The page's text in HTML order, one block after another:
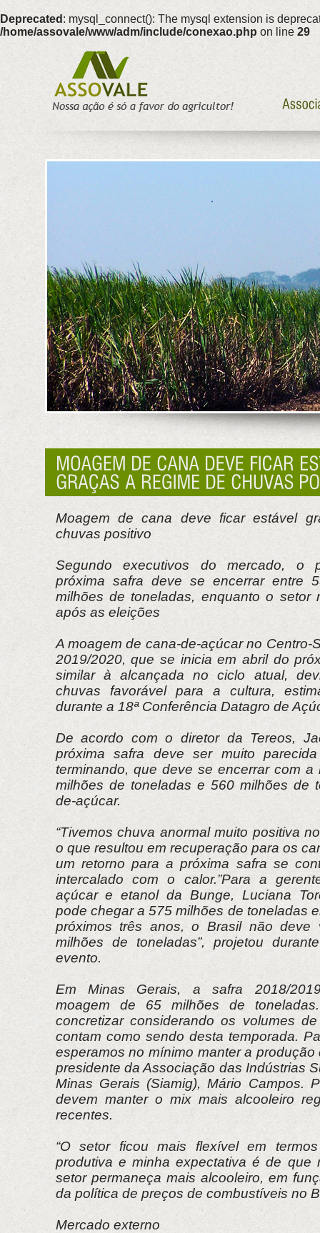
Deprecated : mysql_connect(): The mysql extension is
/home/assovale/www/adm/include/conexao.php on line 29
Moagem de cana deve ficar estável
chuvas positivo
Segundo executivos do mercado, o
próxima safra deve se encerrar entre
milhões de toneladas, enquanto o setor
após as eleições
A moagem de cana-de-açúcar no Centro-
2019/2020, que se inicia em abril do
similar à alcançada no ciclo atual,
chuvas favorável para a cultura,
durante a 18ª Conferência Datagro de
De acordo com o diretor da Tereos,
próxima safra deve ser muito
terminando, que deve se encerrar com a
milhões de toneladas e 560 milhões de
de-açúcar.
“Tivemos chuva anormal muito positiva
o que resultou em recuperação para os
um retorno para a próxima safra se
intercalado com o calor.”Para a
açúcar e etanol da Bunge, Luciana
pode chegar a 575 milhões de toneladas
próximos três anos, o Brasil não deve
milhões de toneladas”, projetou
evento.
Em Minas Gerais, a safra 2018/
moagem de 65 milhões de
concretizar considerando os volumes
contam como sendo desta temporada.
esperamos no mínimo manter a produção
presidente da Associação das Indústrias
Minas Gerais (Siamig), Mário Campos.
devem manter o mix mais alcooleiro
recentes.
“O setor ficou mais flexível em
produtiva e minha expectativa é de que
setor permaneça mais alcooleiro, em
da política de preços de combustíveis no
Mercado externo